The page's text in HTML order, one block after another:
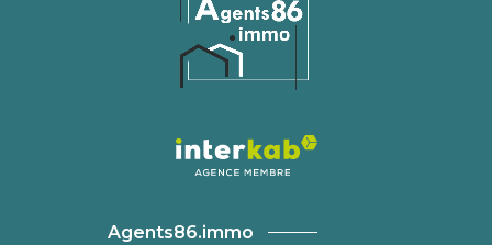
Agents86.immo